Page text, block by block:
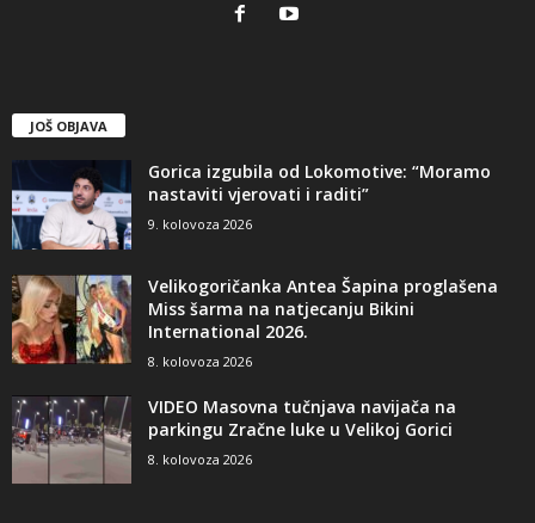
JOŠ OBJAVA
Gorica izgubila od Lokomotive: “Moramo
nastaviti vjerovati i raditi”
9. kolovoza 2026
Velikogoričanka Antea Šapina proglašena
Miss šarma na natjecanju Bikini
International 2026.
8. kolovoza 2026
VIDEO Masovna tučnjava navijača na
parkingu Zračne luke u Velikoj Gorici
8. kolovoza 2026